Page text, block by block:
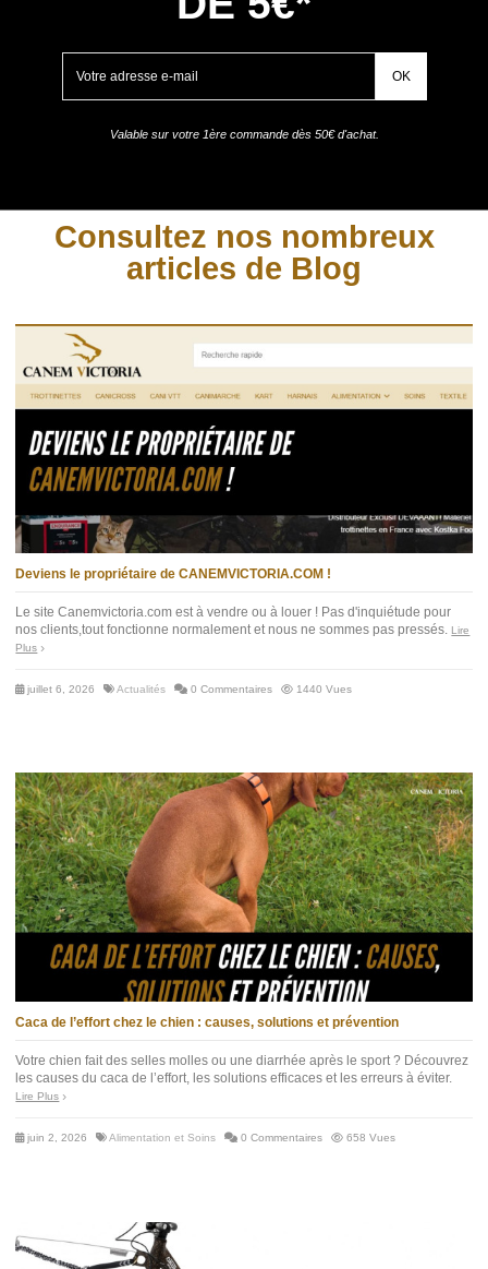
Valable sur votre 1ère commande dès 50€ d'achat.
Consultez nos nombreux
articles de Blog
Deviens le propriétaire de CANEMVICTORIA.COM !
Le site Canemvictoria.com est à vendre ou à louer ! Pas d'inquiétude pour
nos clients,tout fonctionne normalement et nous ne sommes pas pressés.
Lire
Plus
juillet 6, 2026 Actualités 0 Commentaires 1440 Vues
Caca de l’effort chez le chien : causes, solutions et prévention
Votre chien fait des selles molles ou une diarrhée après le sport ? Découvrez
les causes du caca de l’effort, les solutions efficaces et les erreurs à éviter.
Lire Plus
juin 2, 2026 Alimentation et Soins 0 Commentaires 658 Vues